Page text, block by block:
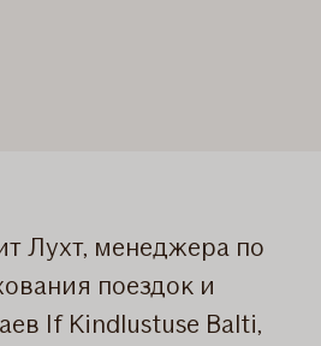
Лухт, менеджера по
поездок и
If Kindlustuse Balti,